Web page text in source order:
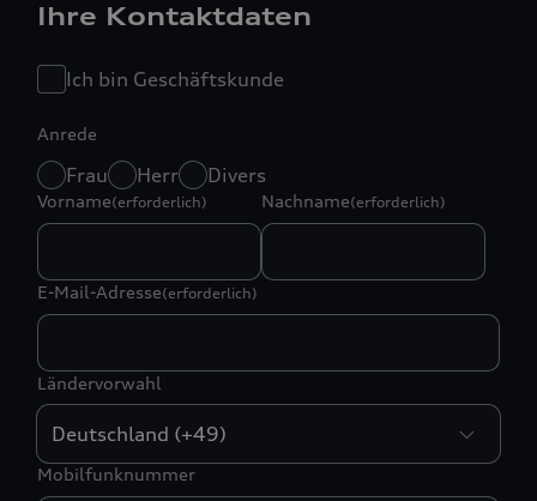
Ihre Kontaktdaten
Ich bin Geschäftskunde
Anrede
Frau Herr Divers
Vorname(erforderlich) Nachname(erforderlich)
E-Mail-Adresse(erforderlich)
Ländervorwahl
Mobilfunknummer